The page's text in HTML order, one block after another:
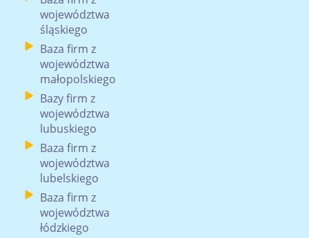
województwa
śląskiego
Baza firm z
województwa
małopolskiego
Bazy firm z
województwa
lubuskiego
Baza firm z
województwa
lubelskiego
Baza firm z
województwa
łódzkiego